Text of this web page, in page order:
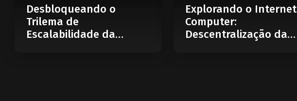
Desbloqueando o
Trilema de
Escalabilidade da
Explorando o Internet
Computer:
Descentralização da